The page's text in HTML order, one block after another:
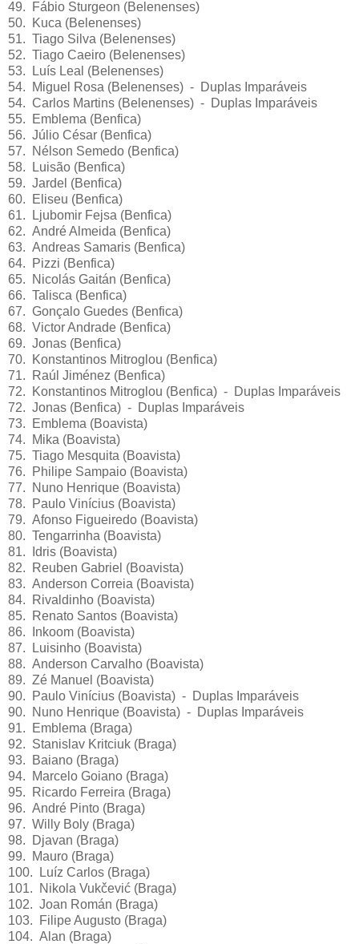
49. Fábio Sturgeon (Belenenses)
50. Kuca (Belenenses)
51. Tiago Silva (Belenenses)
52. Tiago Caeiro (Belenenses)
53. Luís Leal (Belenenses)
54. Miguel Rosa (Belenenses) - Duplas Imparáveis
54. Carlos Martins (Belenenses) - Duplas Imparáveis
55. Emblema (Benfica)
56. Júlio César (Benfica)
57. Nélson Semedo (Benfica)
58. Luisão (Benfica)
59. Jardel (Benfica)
60. Eliseu (Benfica)
61. Ljubomir Fejsa (Benfica)
62. André Almeida (Benfica)
63. Andreas Samaris (Benfica)
64. Pizzi (Benfica)
65. Nicolás Gaitán (Benfica)
66. Talisca (Benfica)
67. Gonçalo Guedes (Benfica)
68. Victor Andrade (Benfica)
69. Jonas (Benfica)
70. Konstantinos Mitroglou (Benfica)
71. Raúl Jiménez (Benfica)
72. Konstantinos Mitroglou (Benfica) - Duplas Imparáveis
72. Jonas (Benfica) - Duplas Imparáveis
73. Emblema (Boavista)
74. Mika (Boavista)
75. Tiago Mesquita (Boavista)
76. Philipe Sampaio (Boavista)
77. Nuno Henrique (Boavista)
78. Paulo Vinícius (Boavista)
79. Afonso Figueiredo (Boavista)
80. Tengarrinha (Boavista)
81. Idris (Boavista)
82. Reuben Gabriel (Boavista)
83. Anderson Correia (Boavista)
84. Rivaldinho (Boavista)
85. Renato Santos (Boavista)
86. Inkoom (Boavista)
87. Luisinho (Boavista)
88. Anderson Carvalho (Boavista)
89. Zé Manuel (Boavista)
90. Paulo Vinícius (Boavista) - Duplas Imparáveis
90. Nuno Henrique (Boavista) - Duplas Imparáveis
91. Emblema (Braga)
92. Stanislav Kritciuk (Braga)
93. Baiano (Braga)
94. Marcelo Goiano (Braga)
95. Ricardo Ferreira (Braga)
96. André Pinto (Braga)
97. Willy Boly (Braga)
98. Djavan (Braga)
99. Mauro (Braga)
100. Luíz Carlos (Braga)
101. Nikola Vukčević (Braga)
102. Joan Román (Braga)
103. Filipe Augusto (Braga)
104. Alan (Braga)